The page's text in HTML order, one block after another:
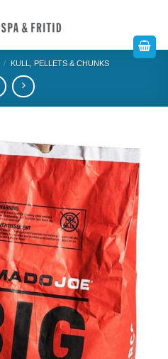
/ KULL, PELLETS & CHUNKS